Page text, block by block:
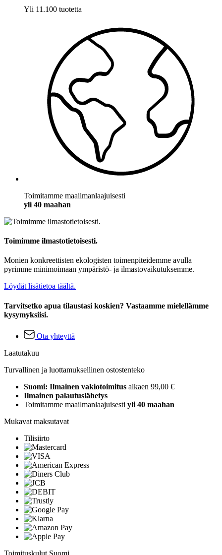
Yli 11.100 tuotetta
Toimitamme maailmanlaajuisesti
yli 40 maahan
Toimimme ilmastotietoisesti.
Monien konkreettisten ekologisten toimenpiteidemme avulla
pyrimme minimoimaan ympäristö- ja ilmastovaikutuksemme.
Löydät lisätietoa täältä.
Tarvitsetko apua tilaustasi koskien? Vastaamme mielellämme
kysymyksiisi.
Ota yhteyttä
Laatutakuu
Turvallinen ja luottamuksellinen ostostenteko
Suomi: Ilmainen vakiotoimitus alkaen 99,00 €
Ilmainen palautuslähetys
Toimitamme maailmanlaajuisesti yli 40 maahan
Mukavat maksutavat
Tilisiirto
Toimituskulut Suomi